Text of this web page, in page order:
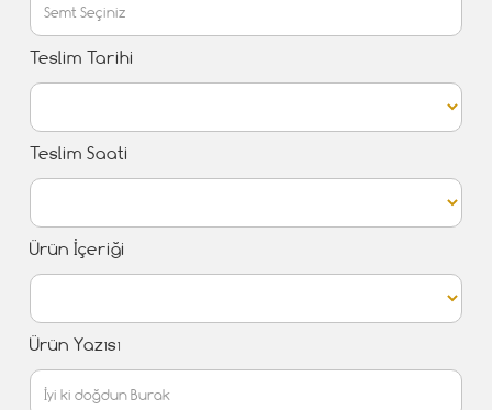
Teslim Tarihi
Teslim Saati
Ürün İçeriği
Ürün Yazısı